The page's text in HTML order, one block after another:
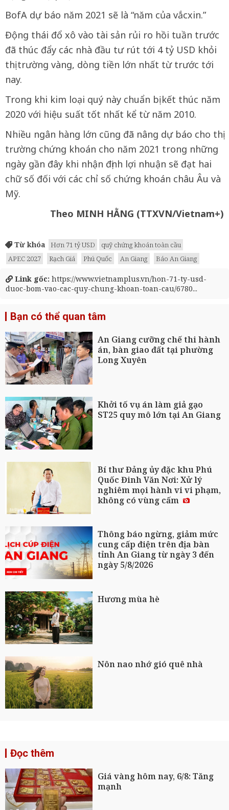
BofA dự báo năm 2021 sẽ là “năm của vắcxin.”
Động thái đổ xô vào tài sản rủi ro hồi tuần trước
đã thúc đẩy các nhà đầu tư rút tới 4 tỷ USD khỏi
thị trường vàng, dòng tiền lớn nhất từ trước tới
nay.
Trong khi kim loại quý này chuẩn bị kết thúc năm
2020 với hiệu suất tốt nhất kể từ năm 2010.
Nhiều ngân hàng lớn cũng đã nâng dự báo cho thị
trường chứng khoán cho năm 2021 trong những
ngày gần đây khi nhận định lợi nhuận sẽ đạt hai
chữ số đối với các chỉ số chứng khoán châu Âu và
Mỹ.
Theo MINH HẰNG (TTXVN/Vietnam+)
Từ khóa Hơn 71 tỷ USD
quỹ chứng khoán toàn cầu
APEC 2027
Rạch Giá Phú Quốc An Giang Báo An Giang
Link gốc: https://www.vietnamplus.vn/hon-71-ty-usd-
duoc-bom-vao-cac-quy-chung-khoan-toan-cau/6780...
Bạn có thể quan tâm
An Giang cưỡng chế thi hành
án, bàn giao đất tại phường
Long Xuyên
Khởi tố vụ án làm giả gạo
ST25 quy mô lớn tại An Giang
Bí thư Đảng ủy đặc khu Phú
Quốc Đinh Văn Nơi: Xử lý
nghiêm mọi hành vi vi phạm,
không có vùng cấm
Thông báo ngừng, giảm mức
cung cấp điện trên địa bàn
tỉnh An Giang từ ngày 3 đến
ngày 5/8/2026
Hương mùa hè
Nôn nao nhớ gió quê nhà
Đọc thêm
Giá vàng hôm nay, 6/8: Tăng
mạnh